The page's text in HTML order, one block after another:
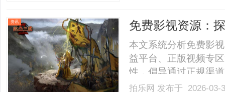
终交付，每一个步骤
程.........
资讯 免费影视资源：
本文系统分析免费影
益平台、正版视频专
性，倡导通过正规渠
拍乐网 发布于 2026-